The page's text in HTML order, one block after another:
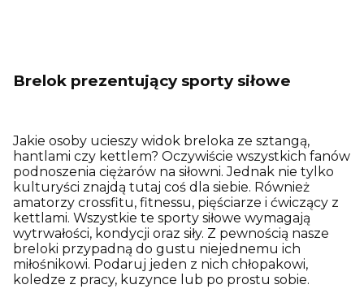
Brelok prezentujący sporty siłowe
Jakie osoby ucieszy widok breloka ze sztangą,
hantlami czy kettlem? Oczywiście wszystkich fanów
podnoszenia ciężarów na siłowni. Jednak nie tylko
kulturyści znajdą tutaj coś dla siebie. Również
amatorzy crossfitu, fitnessu, pięściarze i ćwiczący z
kettlami. Wszystkie te sporty siłowe wymagają
wytrwałości, kondycji oraz siły. Z pewnością nasze
breloki przypadną do gustu niejednemu ich
miłośnikowi. Podaruj jeden z nich chłopakowi,
koledze z pracy, kuzynce lub po prostu sobie.